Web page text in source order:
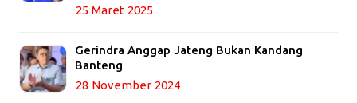
25 Maret 2025
Gerindra Anggap Jateng Bukan Kandang
Banteng
28 November 2024